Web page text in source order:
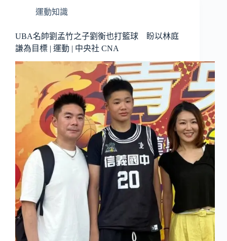
運動知識
UBA名帥劉孟竹之子劉衡也打籃球 盼以林庭
謙為目標 | 運動 | 中央社 CNA